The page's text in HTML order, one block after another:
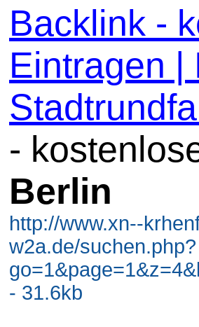
Backlink -
Eintragen |
-
Berlin
http://www.xn--
w2a.de/suchen.php?
- 31.6kb